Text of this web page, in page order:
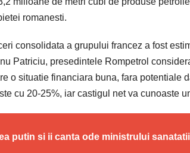
romanesti.
consolidata a grupului francez a fost
Patriciu, presedintele Rompetrol
o situatie financiara buna, fara potentiale
cu 20-25%, iar castigul net va cunoaste
putin si ii canta ode ministrului sanatatii